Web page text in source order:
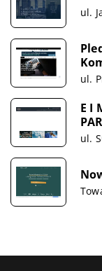
ul.
ul.
E I
ul.